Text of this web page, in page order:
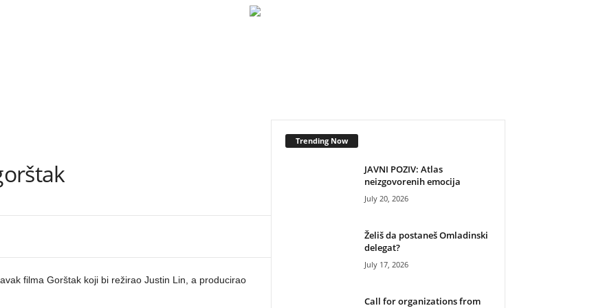
filma Gorštak koji bi režirao Justin Lin, a producirao
Trending Now
JAVNI POZIV: Atlas
neizgovorenih emocija
July 20, 2026
Želiš da postaneš Omladinski
delegat?
July 17, 2026
Call for organizations from